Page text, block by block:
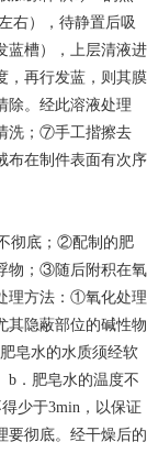
右），待静置后吸
蓝槽），上层清液进
，再行发蓝，则其膜
除。经此溶液处理
洗；⑦手工揩擦去
布在制件表面有次序
彻底；②配制的肥
物；③随后附积在氧
理方法：①氧化处理
其隐蔽部位的碱性物
皂水的水质须经软
b．肥皂水的温度不
少于3min，以保证
要彻底。经干燥后的